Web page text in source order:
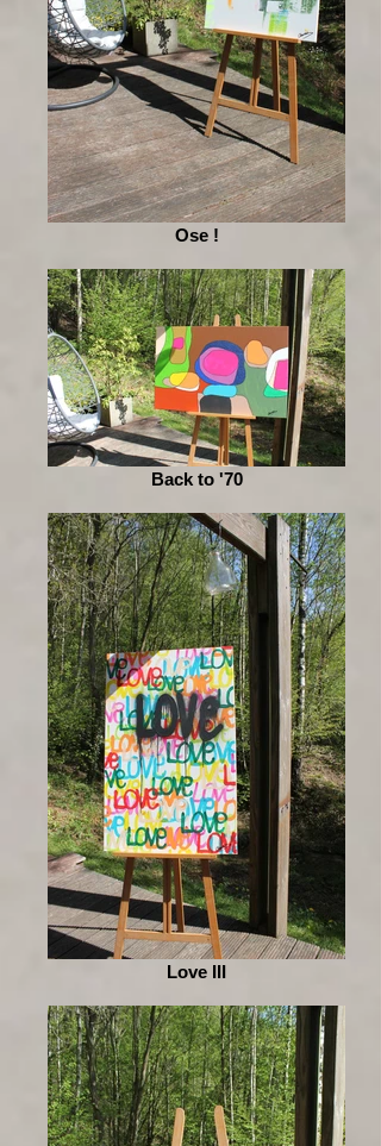
Ose !
Back to '70
Love III